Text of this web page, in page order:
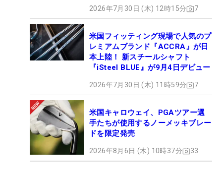
2026年7月30日 (木) 12時15分 7
米国フィッティング現場で人気のプ
レミアムブランド『ACCRA』が日
本上陸！ 新スチールシャフト
『iSteel BLUE』が9月4日デビュー
2026年7月30日 (木) 11時59分 7
米国キャロウェイ、PGAツアー選
手たちが使用するノーメッキブレー
ドを限定発売
2026年8月6日 (木) 10時37分 33